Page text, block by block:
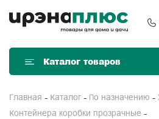
Каталог товаров
Главная Каталог По назначению
Контейнера коробки прозрачные